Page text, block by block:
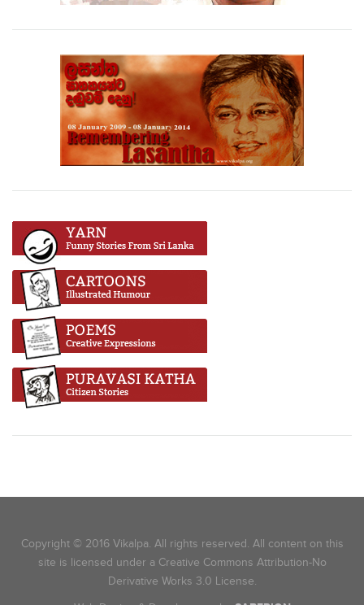
Copyright © 2016 Vikalpa. All rights reserved. All content on this
site is licensed under a Creative Commons Attribution-No
Derivative Works 3.0 License.